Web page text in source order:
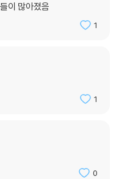
치, 문화와 같은 모든 분야의
스를 있게 했을까? 지리적
였기 때문이다. 따라서 브로델
들의 외형, 생활양식 등이
을 분석한다. 그가 열거하는
는 한 인물이 자신의 지방색
한다. “나는 다섯 세대에 걸
이 많아졌음
1
1
0